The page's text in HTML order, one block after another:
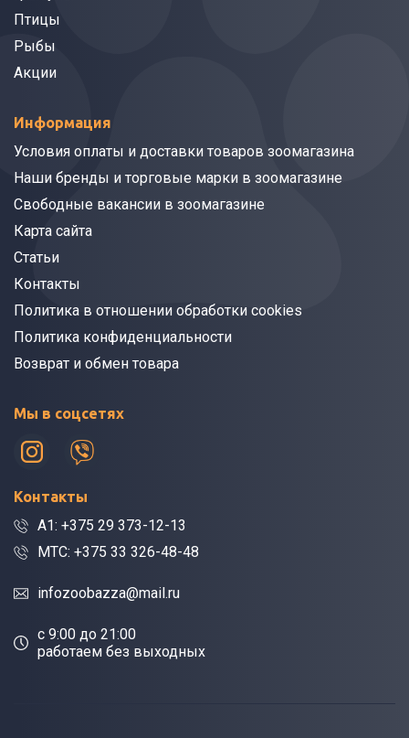
Птицы
Рыбы
Акции
Информация
Условия оплаты и доставки товаров зоомагазина
Наши бренды и торговые марки в зоомагазине
Свободные вакансии в зоомагазине
Карта сайта
Статьи
Контакты
Политика в отношении обработки cookies
Политика конфиденциальности
Возврат и обмен товара
Мы в соцсетях
Контакты
A1: +375 29 373-12-13
МТС: +375 33 326-48-48
infozoobazza@mail.ru
c 9:00 до 21:00
работаем без выходных